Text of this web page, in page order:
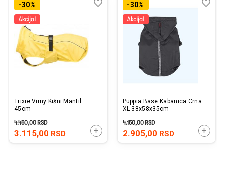
-30%
Trixie Vimy Kišni Mantil
45cm
3.115,00 RSD
4.450,00RSD
DODAJTE U KORPU
Dodaj
Uporedi-30%
Puppia Base Kabanica Crna
XL 38x58x35cm
2.905,00 RSD
4.150,00RSD